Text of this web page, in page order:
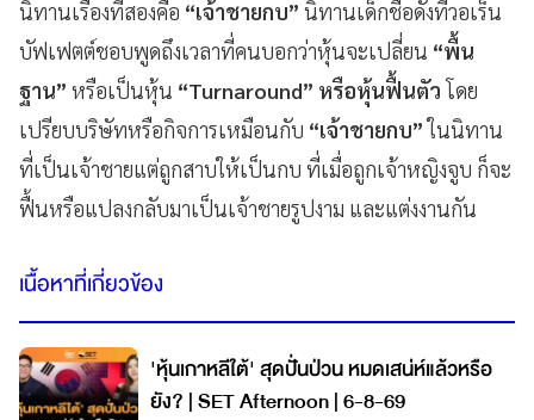
นิทานเรื่องที่สองคือ “เจ้าชายกบ” นิทานเด็กชื่อดังที่วอเร็น
บัฟเฟตต์ชอบพูดถึงเวลาที่คนบอกว่าหุ้นจะเปลี่ยน “พื้น
ฐาน” หรือเป็นหุ้น “Turnaround” หรือหุ้นฟื้นตัวโดย
เปรียบบริษัทหรือกิจการเหมือนกับ “เจ้าชายกบ”ในนิทาน
ที่เป็นเจ้าชายแต่ถูกสาบให้เป็นกบ ที่เมื่อถูกเจ้าหญิงจูบ ก็จะ
ฟื้นหรือแปลงกลับมาเป็นเจ้าชายรูปงาม และแต่งงานกัน
เนื้อหาที่เกี่ยวข้อง
'หุ้นเกาหลีใต้' สุดปั่นป่วน หมดเสน่ห์แล้วหรือ
ยัง? | SET Afternoon | 6-8-69